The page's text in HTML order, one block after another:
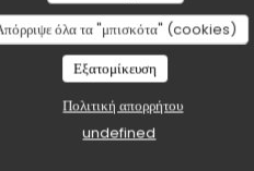
όλα τα "μπισκότα" (cookies)
Εξατομίκευση
Πολιτική απορρήτου
undefined
2
5/5 Ποιότητα / Τιμή
soirée, nous